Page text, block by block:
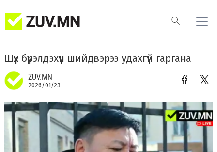
Шүүх бүрэлдэхүүн шийдвэрээ удахгүй гаргана
ZUV.MN
2026/01/23